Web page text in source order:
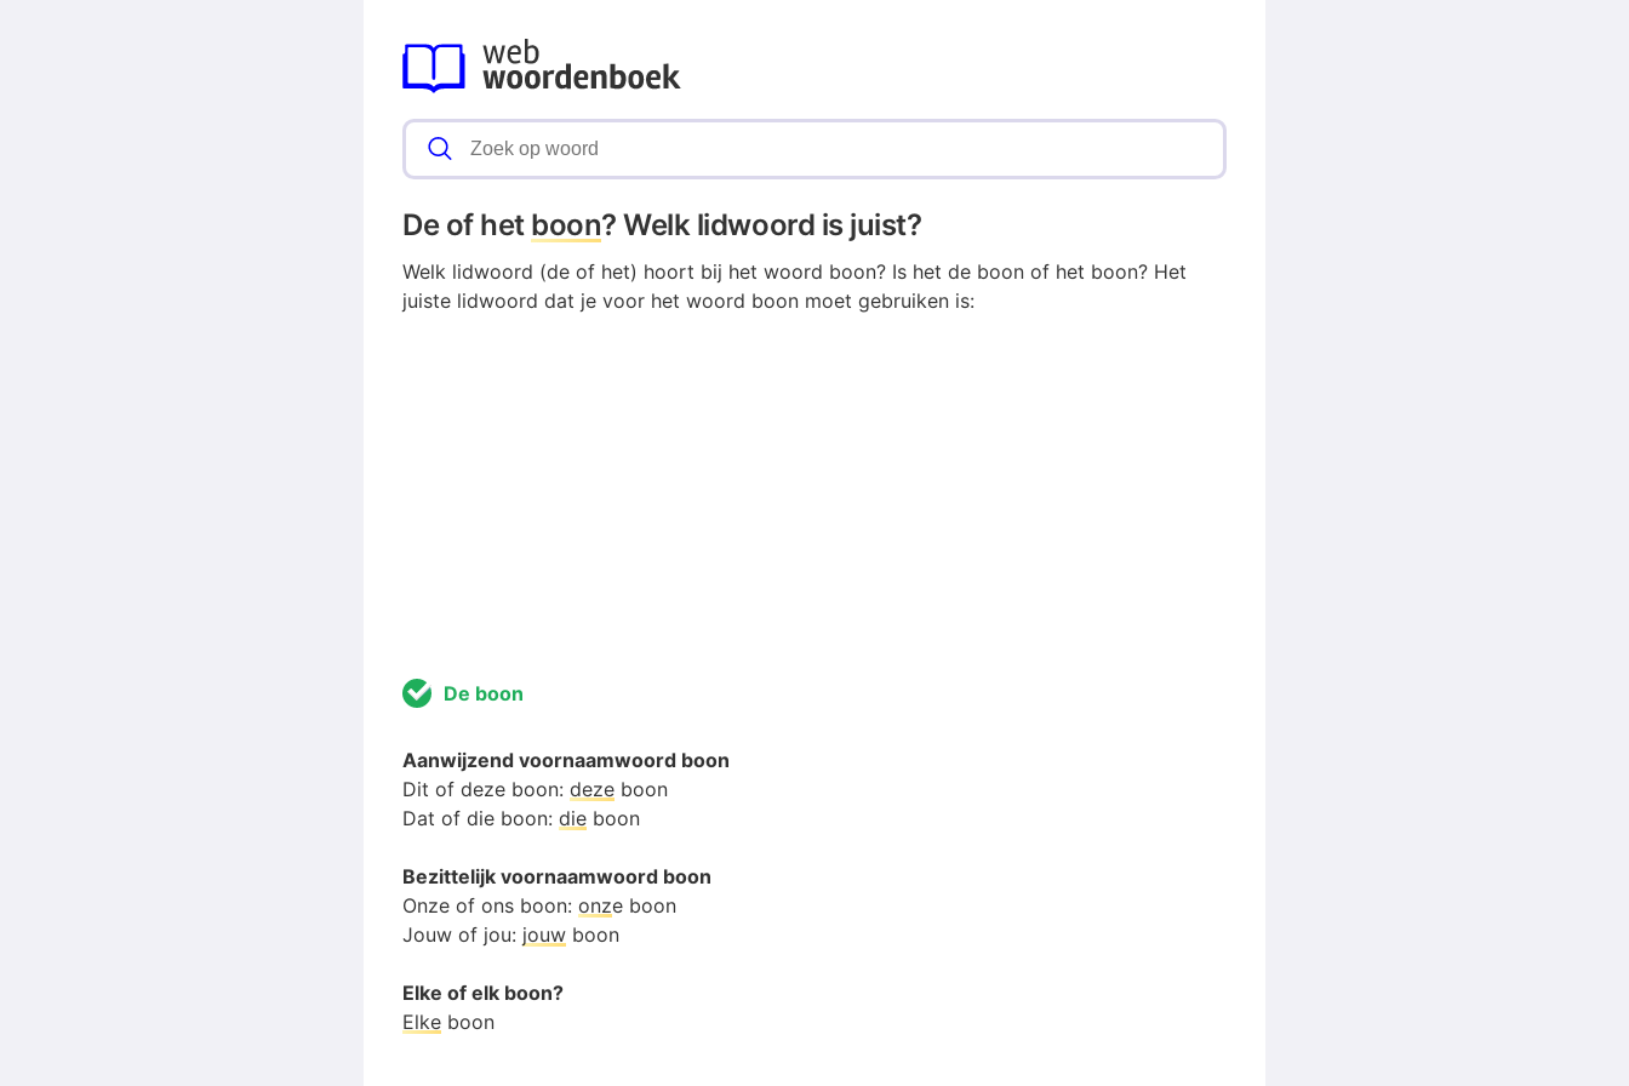
De of het boon? Welk lidwoord is juist?
Welk lidwoord (de of het) hoort bij het woord boon? Is het de boon of het boon? Het
juiste lidwoord dat je voor het woord boon moet gebruiken is:
De boon
Aanwijzend voornaamwoord boon
Dit of deze boon: deze boon
Dat of die boon: die boon
Bezittelijk voornaamwoord boon
Onze of ons boon: onze boon
Jouw of jou: jouw boon
Elke of elk boon?
Elke boon